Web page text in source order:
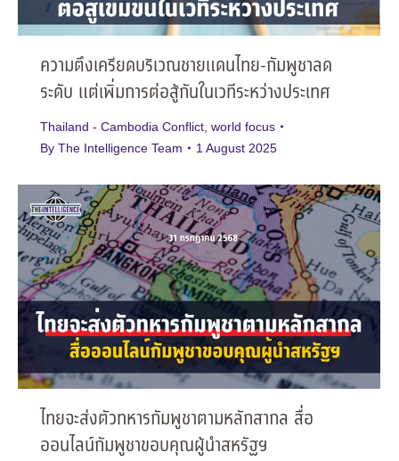
ความตึงเครียดบริเวณชายแดนไทย-กัมพูชาลด
ระดับ แต่เพิ่มการต่อสู้กันในเวทีระหว่างประเทศ
Thailand - Cambodia Conflict world focus
By The Intelligence Team 1 August 2025
ไทยจะส่งตัวทหารกัมพูชาตามหลักสากล สื่อ
ออนไลน์กัมพูชาขอบคุณผู้นำสหรัฐฯ